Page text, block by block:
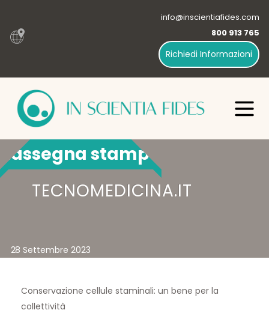
info@inscientiafides.com
800 913 765
Richiedi Informazioni
TECNOMEDICINA.IT
28 Settembre 2023
Rassegna stampa
Conservazione cellule staminali: un bene per la
collettività